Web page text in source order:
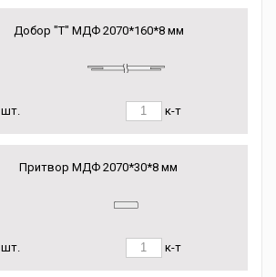
Добор "Т" МДФ 2070*160*8 мм
шт. к-т
Притвор МДФ 2070*30*8 мм
шт. к-т